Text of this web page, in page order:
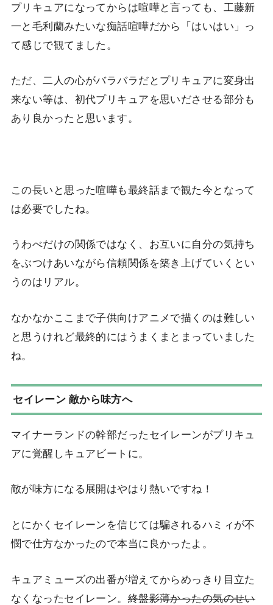
プリキュアになってからは喧嘩と言っても、工藤新
一と毛利蘭みたいな痴話喧嘩だから「はいはい」っ
て感じで観てました。
ただ、二人の心がバラバラだとプリキュアに変身出
来ない等は、初代プリキュアを思いださせる部分も
あり良かったと思います。
この長いと思った喧嘩も最終話まで観た今となって
は必要でしたね。
うわべだけの関係ではなく、お互いに自分の気持ち
をぶつけあいながら信頼関係を築き上げていくとい
うのはリアル。
なかなかここまで子供向けアニメで描くのは難しい
と思うけれど最終的にはうまくまとまっていました
ね。
セイレーン 敵から味方へ
マイナーランドの幹部だったセイレーンがプリキュ
アに覚醒しキュアビートに。
敵が味方になる展開はやはり熱いですね！
とにかくセイレーンを信じては騙されるハミィが不
憫で仕方なかったので本当に良かったよ。
キュアミューズの出番が増えてからめっきり目立た
なくなったセイレーン。終盤影薄かったの気のせい